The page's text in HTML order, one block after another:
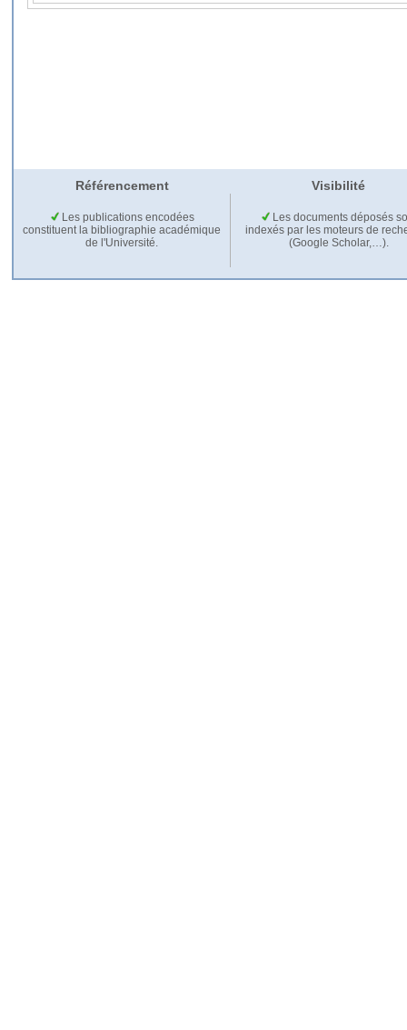
Référencement Visibilité
Les publications encodées
constituent la bibliographie académique
de l'Université.
Les documents déposés
indexés par les moteurs de
(Google Scholar,…).